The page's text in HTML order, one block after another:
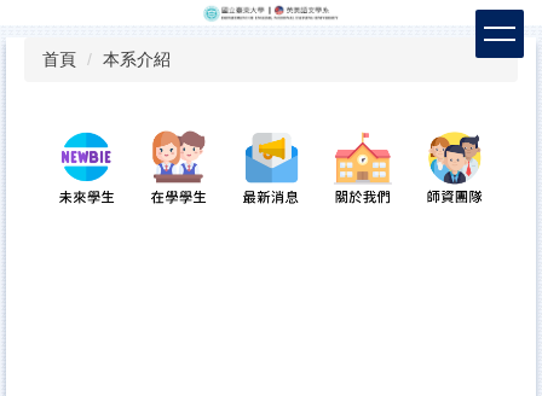
首頁 本系介紹